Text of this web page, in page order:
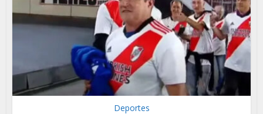
Deportes